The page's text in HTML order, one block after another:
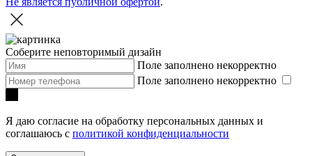
Соберите неповторимый дизайн
Поле заполнено некорректно
Поле заполнено некорректно
Я даю согласие на обработку персональных данных и
соглашаюсь с политикой конфиденциальности